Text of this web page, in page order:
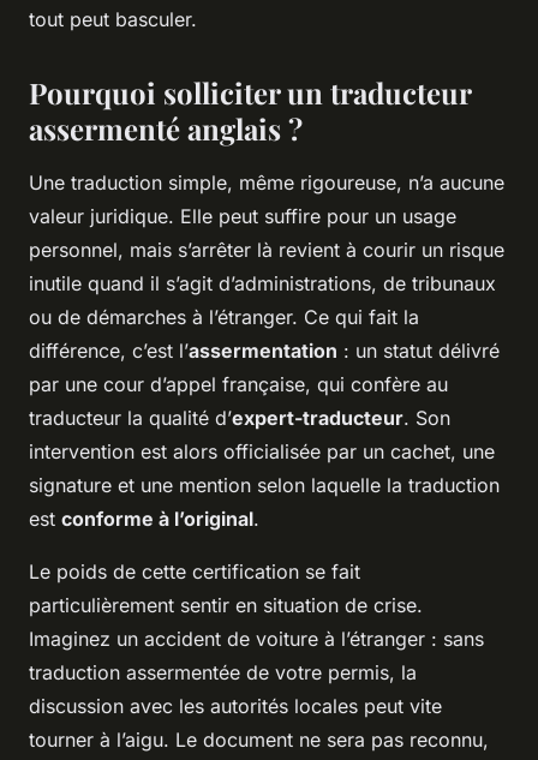
tout peut basculer.
Pourquoi solliciter un traducteur
assermenté anglais ?
Une traduction simple, même rigoureuse, n’a aucune
valeur juridique. Elle peut suffire pour un usage
personnel, mais s’arrêter là revient à courir un risque
inutile quand il s’agit d’administrations, de tribunaux
ou de démarches à l’étranger. Ce qui fait la
différence, c’est l’assermentation : un statut délivré
par une cour d’appel française, qui confère au
traducteur la qualité d’expert-traducteur. Son
intervention est alors officialisée par un cachet, une
signature et une mention selon laquelle la traduction
est conforme à l’original.
Le poids de cette certification se fait
particulièrement sentir en situation de crise.
Imaginez un accident de voiture à l’étranger : sans
traduction assermentée de votre permis, la
discussion avec les autorités locales peut vite
tourner à l’aigu. Le document ne sera pas reconnu,